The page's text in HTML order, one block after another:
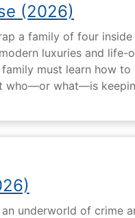
(2026)
a family of four inside
luxuries and life-
must learn how
who—or what—is
underworld of crime